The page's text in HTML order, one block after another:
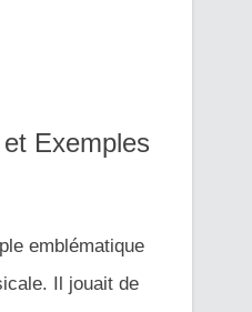
Exemples
emblématique
Il jouait de